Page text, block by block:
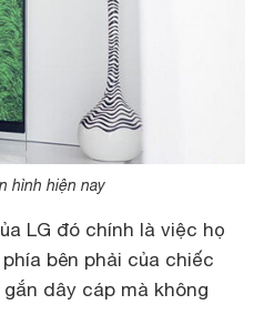
hình hiện nay
LG đó chính là việc họ
bên phải của chiếc
dây cáp mà không